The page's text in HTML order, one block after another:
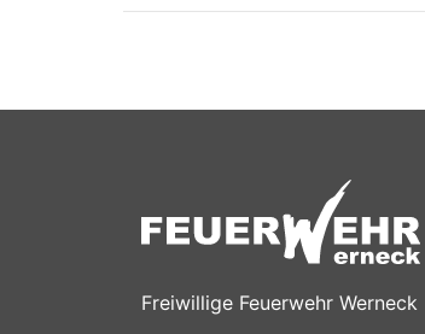
Freiwillige Feuerwehr Werneck